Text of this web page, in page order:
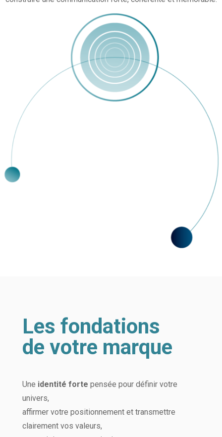
Les fondations
de votre marque
Une identité forte pensée pour définir votre
univers,
affirmer votre positionnement et transmettre
clairement vos valeurs,